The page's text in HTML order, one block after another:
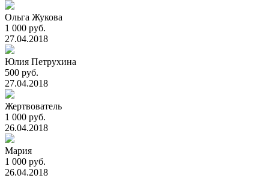
Ольга Жукова
1 000 руб.
27.04.2018
Юлия Петрухина
500 руб.
27.04.2018
Жертвователь
1 000 руб.
26.04.2018
Мария
1 000 руб.
26.04.2018